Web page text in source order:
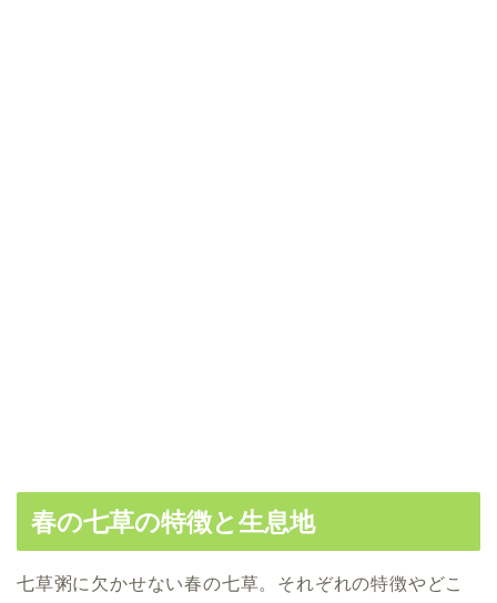
春の七草の特徴と生息地
七草粥に欠かせない春の七草。それぞれの特徴やどこ